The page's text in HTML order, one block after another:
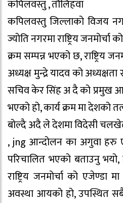
कपिलवस्तु , तौलिहवा
कपिलवस्तु जिल्लाको विजय
ज्योति नगरमा राष्ट्रिय जनमोर्चा
क्रम सम्पन्न भएको छ, राष्ट्रिय
अध्यक्ष मुन्द्रे यादव को अध्यक्षता
सचिव केर सिंह अ दै को प्रमुख
भएको हो, कार्य क्रम मा देशको
बोल्दै अदै ले देशमा विदेसी
, jng आन्दोलन का अगुवा हरु
परिचालित भएको बताउनु
राष्ट्रिय जनमोर्चा को एजेण्डा
अवस्था आयको हो, उपस्थित